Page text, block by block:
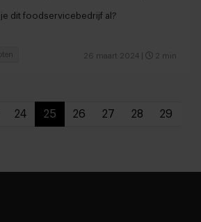
dit foodservicebedrijf al?
26 maart 2024 2 min
24 25 26 27 28 29